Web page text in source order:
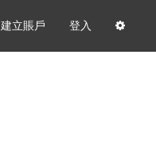
建立賬戶 登入